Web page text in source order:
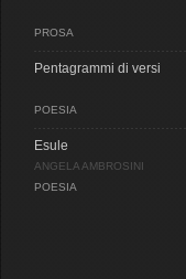
PROSA
Pentagrammi di versi
POESIA
Esule
ANGELA AMBROSINI
POESIA